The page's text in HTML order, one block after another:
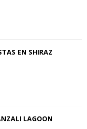
EN SHIRAZ
LAGOON